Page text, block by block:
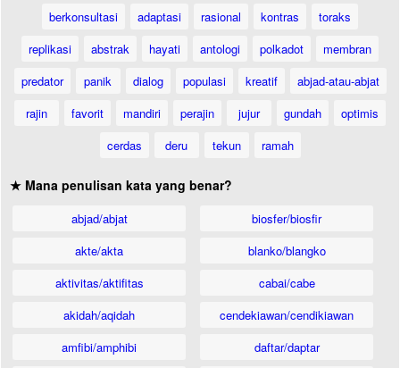
berkonsultasi
adaptasi rasional kontras
toraks
replikasi
abstrak hayati antologi polkadot
membran
predator
panik dialog populasi kreatif
abjad-atau-abjat
rajin
favorit mandiri perajin jujur gundah
optimis
cerdas
deru tekun ramah
★ Mana penulisan kata yang benar?
abjad/abjat
akte/akta
aktivitas/aktifitas
akidah/aqidah
amfibi/amphibi
biosfer/biosfir
blanko/blangko
cabai/cabe
cendekiawan/cendikiawan
daftar/daptar